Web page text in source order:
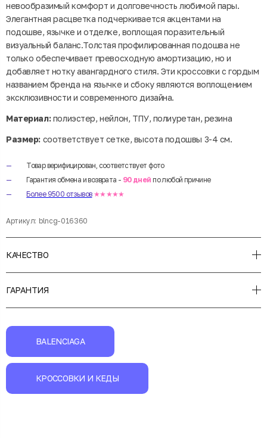
невообразимый комфорт и долговечность любимой пары.
Элегантная расцветка подчеркивается акцентами на
подошве, язычке и отделке, воплощая поразительный
визуальный баланс.Толстая профилированная подошва не
только обеспечивает превосходную амортизацию, но и
добавляет нотку авангардного стиля. Эти кроссовки с гордым
названием бренда на язычке и сбоку являются воплощением
эксклюзивности и современного дизайна.
Материал:полиэстер, нейлон, ТПУ, полиуретан, резина
Размер: соответствует сетке, высота подошвы 3-4 см.
Товар верифицирован, соответствует фото
Гарантия обмена и возврата - 90 дней по любой причине
Более 9500 отзывов ★★★★★
Артикул: blncg-016360
КАЧЕСТВО
ГАРАНТИЯ
BALENCIAGA
КРОССОВКИ И КЕДЫ